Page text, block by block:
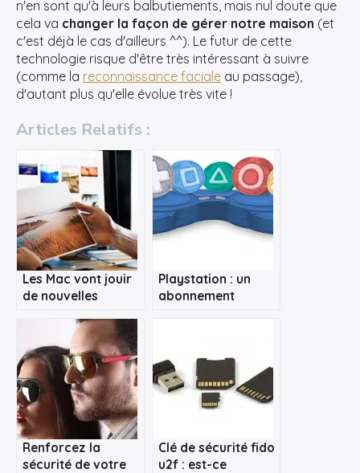
n'en sont qu'à leurs balbutiements, mais nul doute que
cela va changer la façon de gérer notre maison (et
c'est déjà le cas d'ailleurs ^^). Le futur de cette
technologie risque d'être très intéressant à suivre
(comme la reconnaissance faciale au passage),
d'autant plus qu'elle évolue très vite !
Articles Relatifs :
Les Mac vont jouir
de nouvelles
Playstation : un
abonnement
Renforcez la
sécurité de votre
Clé de sécurité fido
u2f : est-ce